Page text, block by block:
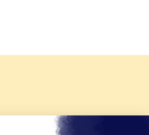
d'été 2026 de KTO